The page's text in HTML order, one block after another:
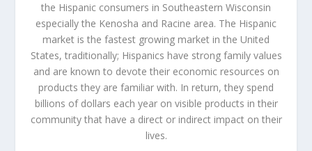
the Hispanic consumers in Southeastern Wisconsin
especially the Kenosha and Racine area. The Hispanic
market is the fastest growing market in the United
States, traditionally; Hispanics have strong family values
and are known to devote their economic resources on
products they are familiar with. In return, they spend
billions of dollars each year on visible products in their
community that have a direct or indirect impact on their
lives.